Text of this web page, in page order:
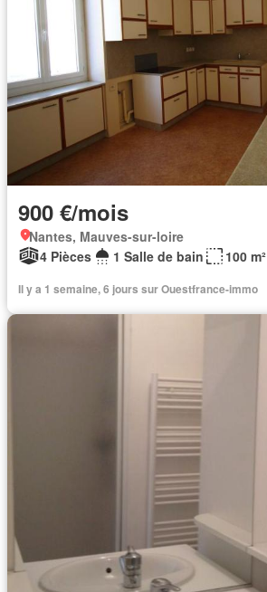
900 €/mois
Nantes, Mauves-sur-loire
4 Pièces
1 Salle de bain 100 m²
Il y a 1 semaine, 6 jours sur Ouestfrance-immo